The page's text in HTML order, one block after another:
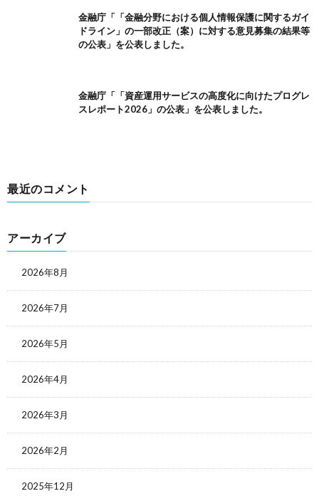
金融庁「「金融分野における個人情報保護に関するガイ
ドライン」の一部改正（案）に対する意見募集の結果等
の公表」を公表しました。
金融庁「「資産運用サービスの高度化に向けたプログレ
スレポート2026」の公表」を公表しました。
最近のコメント
アーカイブ
2026年8月
2026年7月
2026年5月
2026年4月
2026年3月
2026年2月
2025年12月